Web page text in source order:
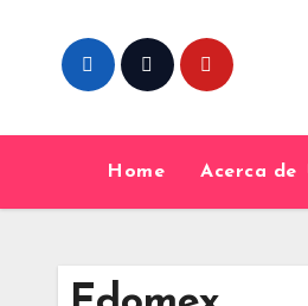
content
Home Acerca de